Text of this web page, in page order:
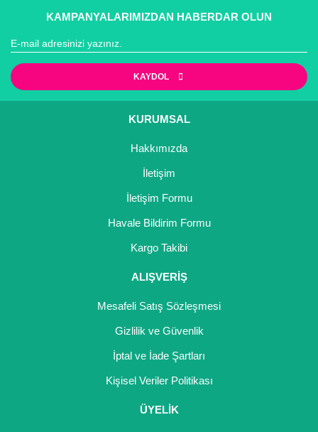
KAMPANYALARIMIZDAN HABERDAR OLUN
KAYDOL
KURUMSAL
Hakkımızda
İletişim
İletişim Formu
Havale Bildirim Formu
Kargo Takibi
ALIŞVERİŞ
Mesafeli Satış Sözleşmesi
Gizlilik ve Güvenlik
İptal ve İade Şartları
Kişisel Veriler Politikası
ÜYELİK